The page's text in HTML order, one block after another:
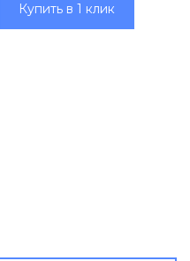
Купить в 1 клик